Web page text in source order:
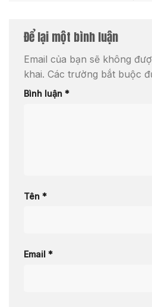
Để lại một bình luận
Email của bạn sẽ không
khai. Các trường bắt buộc
Bình luận *
Tên *
Email *